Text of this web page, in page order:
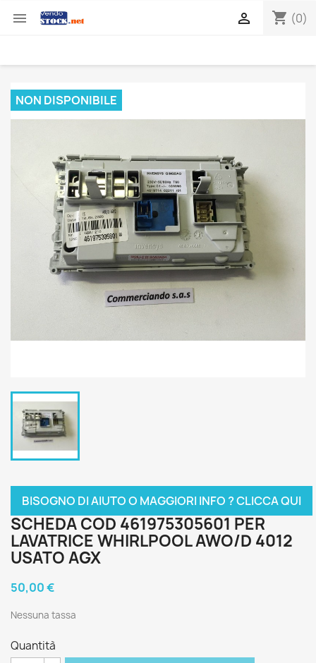
 shopping_cart (0)

NON DISPONIBILE
BISOGNO DI AIUTO O MAGGIORI INFO ? CLICCA QUI
SCHEDA COD 461975305601 PER
LAVATRICE WHIRLPOOL AWO/D 4012
USATO AGX
50,00 €
Nessuna tassa
Quantità